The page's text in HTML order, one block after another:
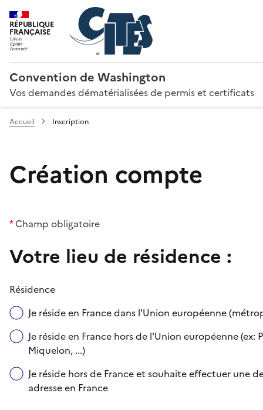
RÉPUBLIQUE
FRANÇAISE
Convention de Washington
Vos demandes dématérialisées de permis et certificats
Accueil Inscription
Création compte
*Champ obligatoire
Votre lieu de résidence :
Résidence
Je réside en France dans l'Union européenne
Je réside en France hors de l'Union européenne
Miquelon, ...)
Je réside hors de France et souhaite effectuer une
adresse en France